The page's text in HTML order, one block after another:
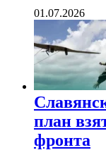
01.07.2026
план
фронта